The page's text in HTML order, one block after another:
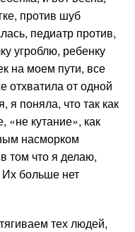
против шуб
педиатр против,
угроблю, ребенку
на моем пути, все
отхватила от одной
поняла, что так как
«не кутание», как
насморком
том что я делаю,
больше нет
тех людей,